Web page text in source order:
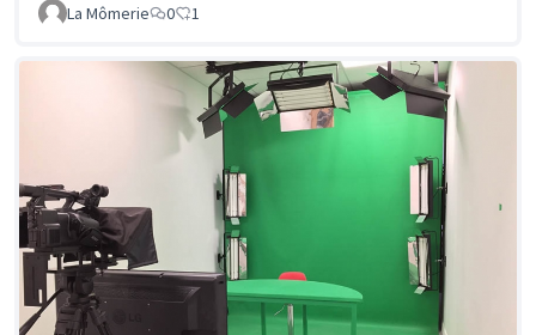
La Mômerie
0 1